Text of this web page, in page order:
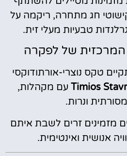
חג מתחרה, ריקמה על
טבעיות מעלי זית.
המרכזית של לפקרה
טקס נוצרי-אורתודוקסי
Timios עם מקהלות,
ונרות.
מזמינים זרים לשבת איתם
אנושית ואינטימית.